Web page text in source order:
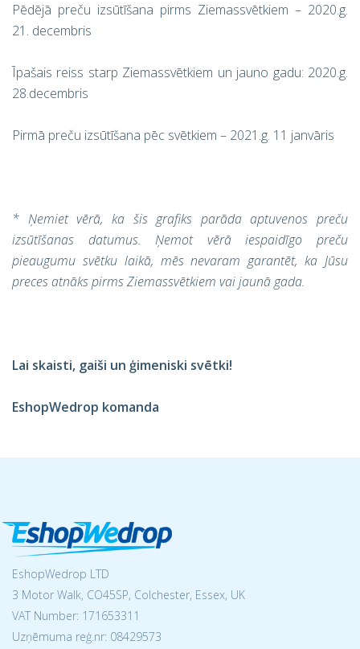
Pēdējā preču izsūtīšana pirms Ziemassvētkiem – 2020.g.
21. decembris
Īpašais reiss starp Ziemassvētkiem un jauno gadu: 2020.g.
28.decembris
Pirmā preču izsūtīšana pēc svētkiem – 2021.g. 11 janvāris
* Ņemiet vērā, ka šis grafiks parāda aptuvenos preču
izsūtīšanas datumus. Ņemot vērā iespaidīgo preču
pieaugumu svētku laikā, mēs nevaram garantēt, ka Jūsu
preces atnāks pirms Ziemassvētkiem vai jaunā gada.
Lai skaisti, gaiši un ģimeniski svētki!
EshopWedrop komanda
EshopWedrop LTD
3 Motor Walk, CO45SP, Colchester, Essex, UK
VAT Number: 171653311
Uzņēmuma reģ.nr: 08429573